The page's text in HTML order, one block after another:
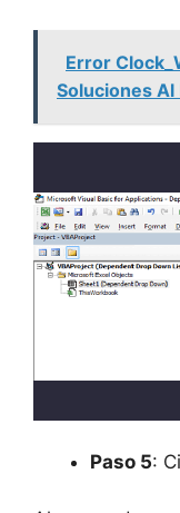
Error
Soluciones Al
Paso 5: